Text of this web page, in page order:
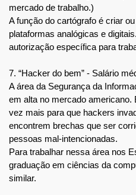
mercado de trabalho.)
A função do cartógrafo é criar
plataformas analógicas e
autorização específica para
7. “Hacker do bem” - Salário
A área da Segurança da
em alta no mercado
vez mais para que hackers
encontrem brechas que ser
pessoas mal-intencionadas.
Para trabalhar nessa área nos
graduação em ciências da
similar.